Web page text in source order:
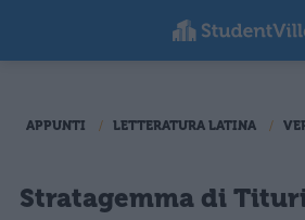
APPUNTI LETTERATURA LATINA
Stratagemma di